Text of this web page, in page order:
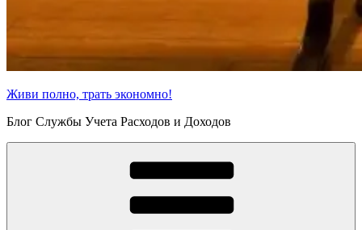
Живи полно, трать экономно!
Блог Службы Учета Расходов и Доходов